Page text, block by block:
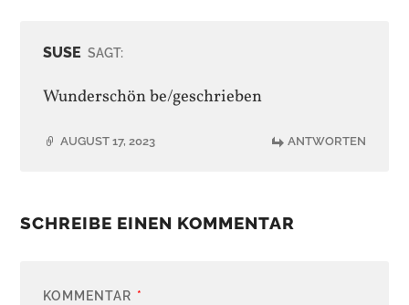
SUSE SAGT:
Wunderschön be/geschrieben
AUGUST 17, 2023 ANTWORTEN
SCHREIBE EINEN KOMMENTAR
KOMMENTAR *